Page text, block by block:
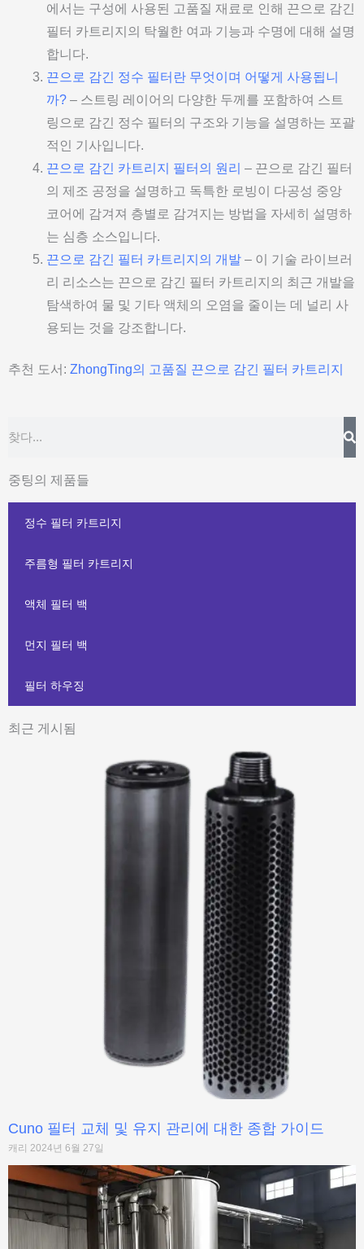
에서는 구성에 사용된 고품질 재료로 인해 끈으로 감긴
필터 카트리지의 탁월한 여과 기능과 수명에 대해 설명
합니다.
끈으로 감긴 정수 필터란 무엇이며 어떻게 사용됩니
까?– 스트링 레이어의 다양한 두께를 포함하여 스트
링으로 감긴 정수 필터의 구조와 기능을 설명하는 포괄
적인 기사입니다.
끈으로 감긴 카트리지 필터의 원리 – 끈으로 감긴 필터
의 제조 공정을 설명하고 독특한 로빙이 다공성 중앙
코어에 감겨져 층별로 감겨지는 방법을 자세히 설명하
는 심층 소스입니다.
끈으로 감긴 필터 카트리지의 개발– 이 기술 라이브러
리 리소스는 끈으로 감긴 필터 카트리지의 최근 개발을
탐색하여 물 및 기타 액체의 오염을 줄이는 데 널리 사
용되는 것을 강조합니다.
추천 도서: ZhongTing의 고품질 끈으로 감긴 필터 카트리지
다
중팅의 제품들
정수 필터 카트리지
주름형 필터 카트리지
액체 필터 백
먼지 필터 백
필터 하우징
최근 게시됨
Cuno 필터 교체 및 유지 관리에 대한 종합 가이드
캐리 2024년 6월 27일